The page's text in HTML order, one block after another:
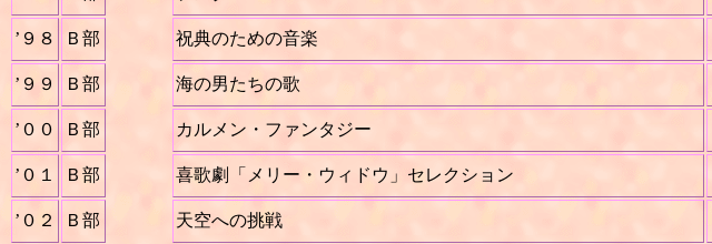
’９８ Ｂ部 祝典のための音楽
’９９ Ｂ部 海の男たちの歌
’００ Ｂ部 カルメン・ファンタジー
’０１ Ｂ部 喜歌劇「メリー・ウィドウ」セレクション
’０２ Ｂ部 天空への挑戦